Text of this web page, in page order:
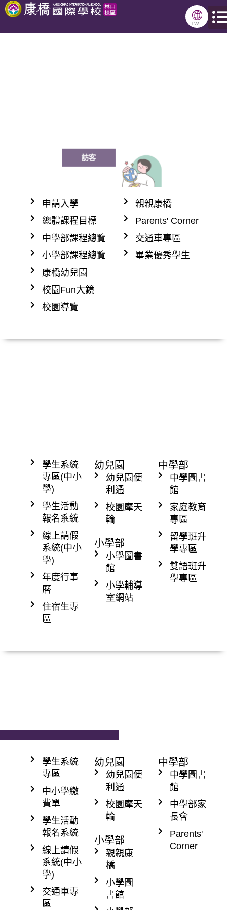
跳
🌐
TW
訪客
申請入學
總體課程目標
中學部課程總覽
小學部課程總覽
康橋幼兒園
校園Fun大鏡
校園導覽
親親康橋
Parents' Corner
交通車專區
畢業優秀學生
在學學生​
學生系統
專區(中小
學)
學生活動
報名系統
線上請假
系統(中小
學)
年度行事
曆
住宿生專
區
幼兒園
幼兒園便
利通
校園摩天
輪
小學部
小學圖書
館
小學輔導
室網站
中學部
中學圖書
館
家庭教育
專區
留學班升
學專區
雙語班升
學專區
學生系統
專區
中小學繳
費單
學生活動
報名系統
線上請假
系統(中小
學)
交通車專
區
幼兒園
幼兒園便
利通
校園摩天
輪
小學部
親親康
橋
小學圖
書館
中學部
中學圖書
館
中學部家
長會
Parents'
Corner